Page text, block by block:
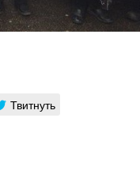
Твитнуть